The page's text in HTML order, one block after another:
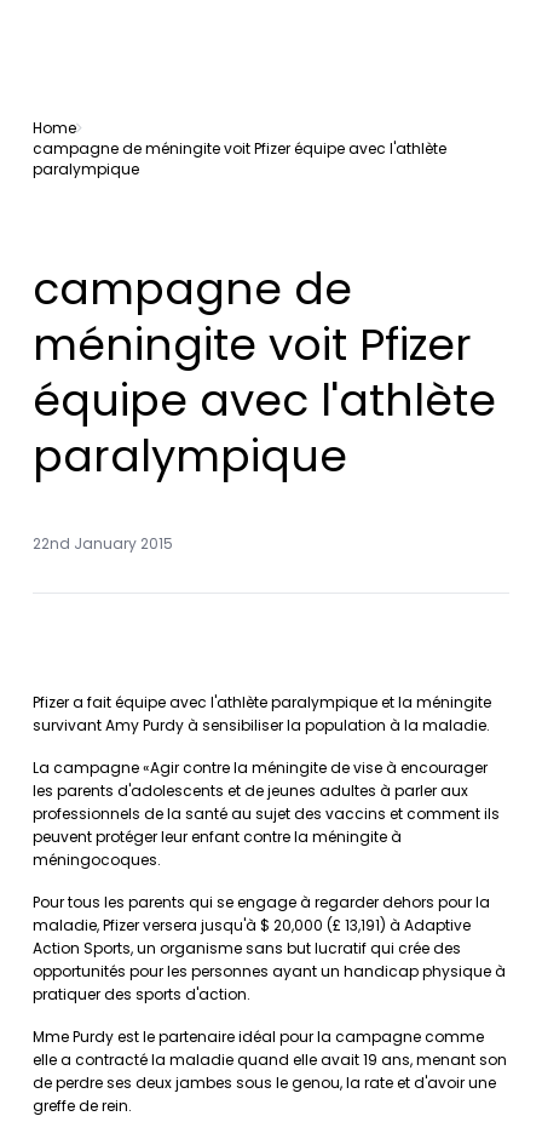
Home
campagne de méningite voit Pfizer équipe avec l'athlète
paralympique
campagne de
méningite voit Pfizer
équipe avec l'athlète
paralympique
22nd January 2015
Pfizer a fait équipe avec l'athlète paralympique et la méningite
survivant Amy Purdy à sensibiliser la population à la maladie.
La campagne «Agir contre la méningite de vise à encourager
les parents d'adolescents et de jeunes adultes à parler aux
professionnels de la santé au sujet des vaccins et comment ils
peuvent protéger leur enfant contre la méningite à
méningocoques.
Pour tous les parents qui se engage à regarder dehors pour la
maladie, Pfizer versera jusqu'à $ 20,000 (£ 13,191) à Adaptive
Action Sports, un organisme sans but lucratif qui crée des
opportunités pour les personnes ayant un handicap physique à
pratiquer des sports d'action.
Mme Purdy est le partenaire idéal pour la campagne comme
elle a contracté la maladie quand elle avait 19 ans, menant son
de perdre ses deux jambes sous le genou, la rate et d'avoir une
greffe de rein.